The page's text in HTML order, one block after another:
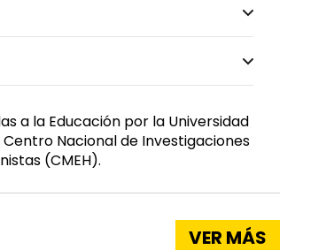
a la Educación por la Universidad
Nacional de Investigaciones
(CMEH).
VER MÁS